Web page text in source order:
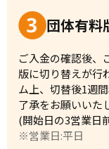
団体有料
ご入金の確認後、
版に切り替えが行
ム上、切替後1週
了承をお願いいた
(開始日の3営業日
※営業日:平日